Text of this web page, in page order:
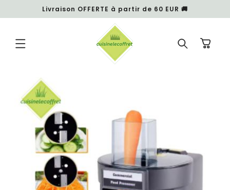
au
Livraison OFFERTE à partir de 60 EUR 🚚
Panier
Passer aux
informations
produits